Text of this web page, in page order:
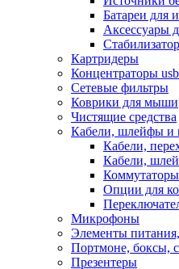
Опции для
Бытовая техника
Кухонная
Весы
Гриль
Мини-
Мойки
Батареи для
Аксессуары
Картридеры
Концентраторы usb
Сетевые фильтры
Коврики для мыши
Чистящие средства
Кабели, шлейфы и
Кабели,
Кабели,
Опции для
Микрофоны
Элементы
Портмоне, боксы,
Презентеры